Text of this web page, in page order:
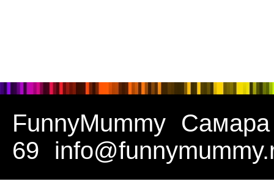
FunnyMummy
Самара
69